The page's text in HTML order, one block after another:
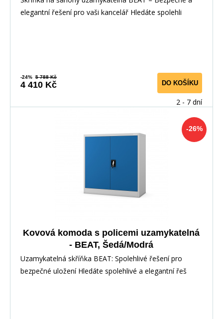
elegantní řešení pro vaši kancelář Hledáte spolehli
-24% 5 788 Kč
4 410 Kč DO KOŠÍKU
2 - 7 dní
-26%
Kovová komoda s policemi uzamykatelná
- BEAT, Šedá/Modrá
Uzamykatelná skříňka BEAT: Spolehlivé řešení pro
bezpečné uložení Hledáte spolehlivé a elegantní řeš